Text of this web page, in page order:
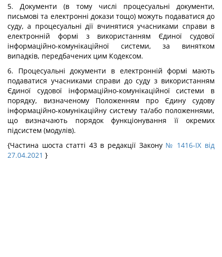
5. Документи (в тому числі процесуальні документи,
письмові та електронні докази тощо) можуть подаватися до
суду, а процесуальні дії вчинятися учасниками справи в
електронній формі з використанням Єдиної судової
інформаційно-комунікаційної системи, за винятком
випадків, передбачених цим Кодексом.
6. Процесуальні документи в електронній формі мають
подаватися учасниками справи до суду з використанням
Єдиної судової інформаційно-комунікаційної системи в
порядку, визначеному Положенням про Єдину судову
інформаційно-комунікаційну систему та/або положеннями,
що визначають порядок функціонування її окремих
підсистем (модулів).
{Частина шоста статті 43 в редакції Закону № 1416-IX від
27.04.2021 }